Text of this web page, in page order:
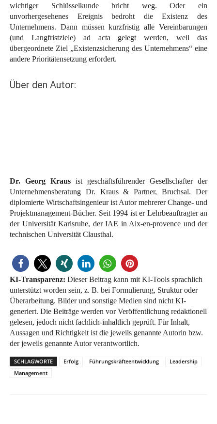
wichtiger Schlüsselkunde bricht weg. Oder ein
unvorhergesehenes Ereignis bedroht die Existenz des
Unternehmens. Dann müssen kurzfristig alle Vereinbarungen
(und Langfristziele) ad acta gelegt werden, weil das
übergeordnete Ziel „Existenzsicherung des Unternehmens“ eine
andere Prioritätensetzung erfordert.
Über den Autor:
Dr. Georg Kraus ist geschäftsführender Gesellschafter der
Unternehmensberatung Dr. Kraus & Partner, Bruchsal. Der
diplomierte Wirtschaftsingenieur ist Autor mehrerer Change- und
Projektmanagement-Bücher. Seit 1994 ist er Lehrbeauftragter an
der Universität Karlsruhe, der IAE in Aix-en-provence und der
technischen Universität Clausthal.
KI-Transparenz: Dieser Beitrag kann mit KI-Tools sprachlich
unterstützt worden sein, z. B. bei Formulierung, Struktur oder
Überarbeitung. Bilder und sonstige Medien sind nicht KI-
generiert. Die Beiträge werden vor Veröffentlichung redaktionell
gelesen, jedoch nicht fachlich-inhaltlich geprüft. Für Inhalt,
Aussagen und Richtigkeit ist die jeweils genannte Autorin bzw.
der jeweils genannte Autor verantwortlich.
SCHLAGWORTE Erfolg Führungskräfteentwicklung
Leadership
Management